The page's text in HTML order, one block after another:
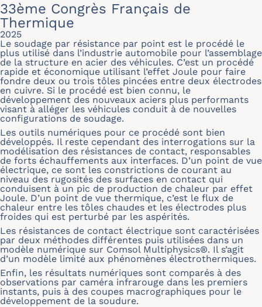
33ème Congrès Français de
Thermique
2025
Le soudage par résistance par point est le procédé le
plus utilisé dans l’industrie automobile pour l’assemblage
de la structure en acier des véhicules. C’est un procédé
rapide et économique utilisant l’effet Joule pour faire
fondre deux ou trois tôles pincées entre deux électrodes
en cuivre. Si le procédé est bien connu, le
développement des nouveaux aciers plus performants
visant à alléger les véhicules conduit à de nouvelles
configurations de soudage.
Les outils numériques pour ce procédé sont bien
développés. Il reste cependant des interrogations sur la
modélisation des résistances de contact, responsables
de forts échauffements aux interfaces. D’un point de vue
électrique, ce sont les constrictions de courant au
niveau des rugosités des surfaces en contact qui
conduisent à un pic de production de chaleur par effet
Joule. D’un point de vue thermique, c’est le flux de
chaleur entre les tôles chaudes et les électrodes plus
froides qui est perturbé par les aspérités.
Les résistances de contact électrique sont caractérisées
par deux méthodes différentes puis utilisées dans un
modèle numérique sur Comsol Multiphysics®. Il s’agit
d’un modèle limité aux phénomènes électrothermiques.
Enfin, les résultats numériques sont comparés à des
observations par caméra infrarouge dans les premiers
instants, puis à des coupes macrographiques pour le
développement de la soudure.